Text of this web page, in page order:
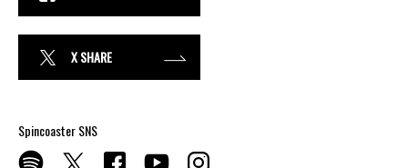
X SHARE
Spincoaster SNS